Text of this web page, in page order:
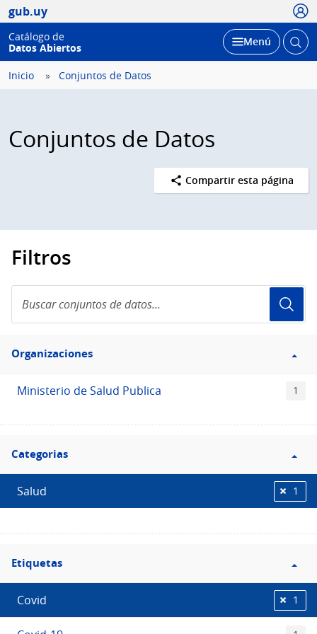
gub.uy
Catálogo de
Datos Abiertos
Desplegar
Menú Abrir
Inicio Conjuntos de Datos
Conjuntos de Datos
Compartir esta página
Filtros
conjuntos
de
Filtro
Organizaciones
Organizaciones
Ministerio de Salud Publica 1
Filtro
Categorias
Categorias
Salud 1
Filtro
Etiquetas
Etiquetas
Covid 1